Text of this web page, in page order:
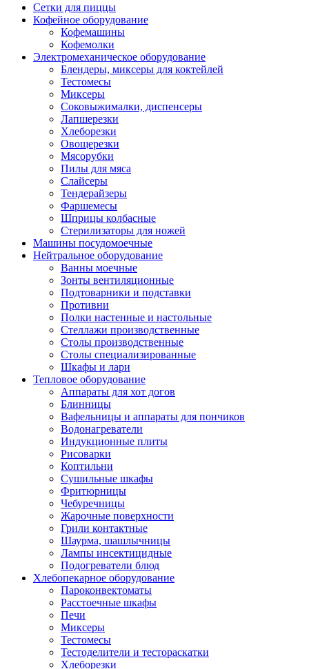
Сетки для пиццы
Кофейное оборудование
Кофемашины
Кофемолки
Электромеханическое оборудование
Блендеры, миксеры для коктейлей
Тестомесы
Миксеры
Соковыжималки, диспенсеры
Лапшерезки
Хлеборезки
Овощерезки
Мясорубки
Пилы для мяса
Слайсеры
Тендерайзеры
Фаршемесы
Шприцы колбасные
Стерилизаторы для ножей
Машины посудомоечные
Нейтральное оборудование
Ванны моечные
Зонты вентиляционные
Подтоварники и подставки
Противни
Полки настенные и настольные
Стеллажи производственные
Столы производственные
Столы специализированные
Шкафы и лари
Тепловое оборудование
Аппараты для хот догов
Блинницы
Вафельницы и аппараты для пончиков
Водонагреватели
Индукционные плиты
Рисоварки
Коптильни
Сушильные шкафы
Фритюрницы
Чебуречницы
Жарочные поверхности
Грили контактные
Шаурма, шашлычницы
Лампы инсектицидные
Подогреватели блюд
Хлебопекарное оборудование
Пароконвектоматы
Расстоечные шкафы
Печи
Миксеры
Тестомесы
Тестоделители и тестораскатки
Хлеборезки